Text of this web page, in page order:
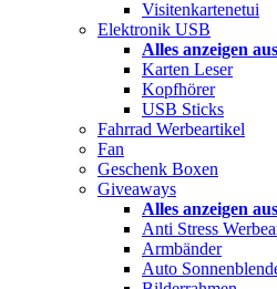
Visitenkartenetui
Elektronik USB
Alles anzeigen
Karten Leser
Kopfhörer
USB Sticks
Fahrrad Werbeartikel
Fan
Geschenk Boxen
Giveaways
Alles anzeigen
Anti Stress
Armbänder
Auto